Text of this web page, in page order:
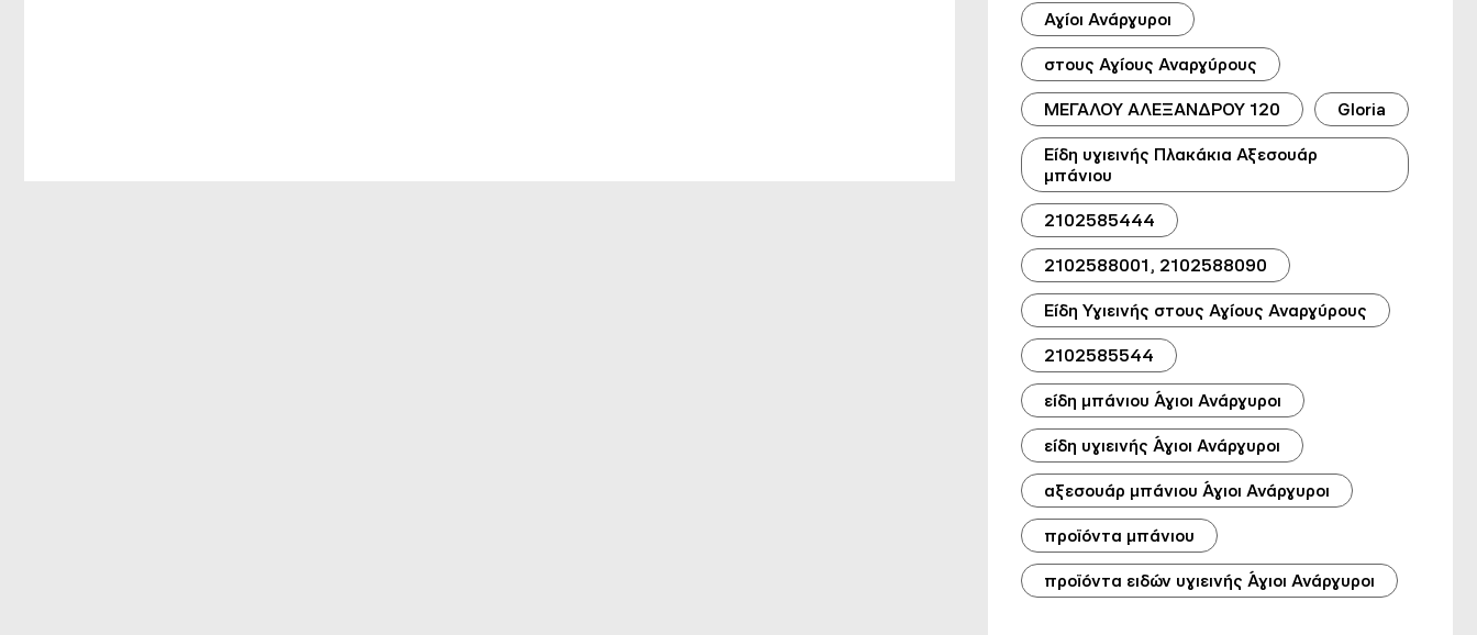
Αγίοι Ανάργυροι
στους Αγίους Αναργύρους
ΜΕΓΑΛΟΥ ΑΛΕΞΑΝΔΡΟΥ 120 Gloria
Είδη υγιεινής Πλακάκια Αξεσουάρ
μπάνιου
2102585444
2102588001, 2102588090
Είδη Υγιεινής στους Αγίους Αναργύρους
2102585544
είδη μπάνιου Άγιοι Ανάργυροι
είδη υγιεινής Άγιοι Ανάργυροι
αξεσουάρ μπάνιου Άγιοι Ανάργυροι
προϊόντα μπάνιου
προϊόντα ειδών υγιεινής Άγιοι Ανάργυροι